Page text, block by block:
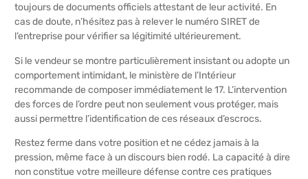
toujours de documents officiels attestant de leur activité. En
cas de doute, n’hésitez pas à relever le numéro SIRET de
l’entreprise pour vérifier sa légitimité ultérieurement.
Si le vendeur se montre particulièrement insistant ou adopte un
comportement intimidant, le ministère de l’Intérieur
recommande de composer immédiatement le 17. L’intervention
des forces de l’ordre peut non seulement vous protéger, mais
aussi permettre l’identification de ces réseaux d’escrocs.
Restez ferme dans votre position et ne cédez jamais à la
pression, même face à un discours bien rodé. La capacité à dire
non constitue votre meilleure défense contre ces pratiques